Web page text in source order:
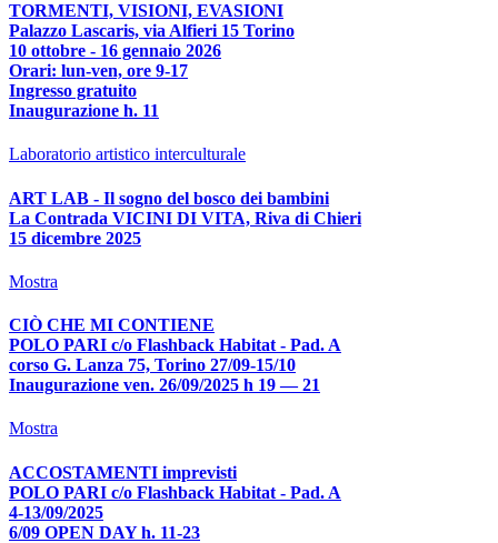
TORMENTI, VISIONI, EVASIONI
Palazzo Lascaris, via Alfieri 15 Torino
10 ottobre - 16 gennaio 2026
Orari: lun-ven, ore 9-17
Ingresso gratuito
Inaugurazione h. 11
Laboratorio artistico interculturale
ART LAB - Il sogno del bosco dei bambini
La Contrada VICINI DI VITA, Riva di Chieri
15 dicembre 2025
Mostra
CIÒ CHE MI CONTIENE
POLO PARI c/o Flashback Habitat - Pad. A
corso G. Lanza 75, Torino 27/09-15/10
Inaugurazione ven. 26/09/2025 h 19 — 21
Mostra
ACCOSTAMENTI imprevisti
POLO PARI c/o Flashback Habitat - Pad. A
4-13/09/2025
6/09 OPEN DAY h. 11-23